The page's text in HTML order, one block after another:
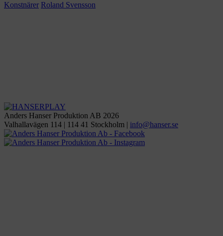
Konstnärer Roland Svensson
Anders Hanser Produktion AB 2026
Valhallavägen 114 | 114 41 Stockholm |
es.re
snah@
ofni